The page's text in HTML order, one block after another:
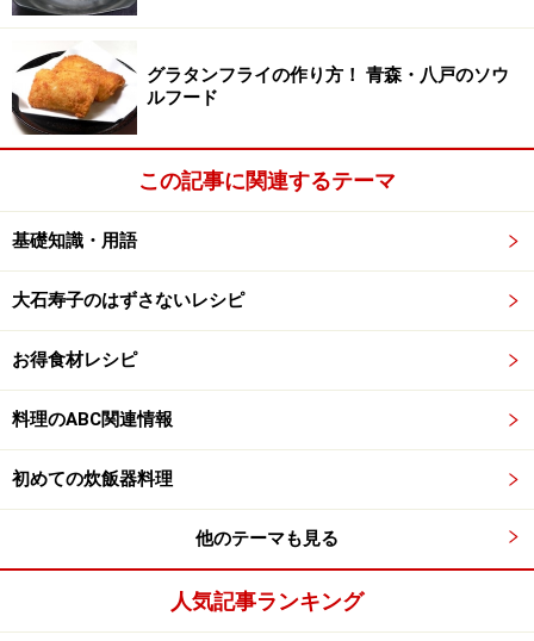
グラタンフライの作り方！ 青森・八戸のソウ
ルフード
この記事に関連するテーマ
基礎知識・用語
大石寿子のはずさないレシピ
お得食材レシピ
料理のABC関連情報
初めての炊飯器料理
他のテーマも見る
人気記事ランキング